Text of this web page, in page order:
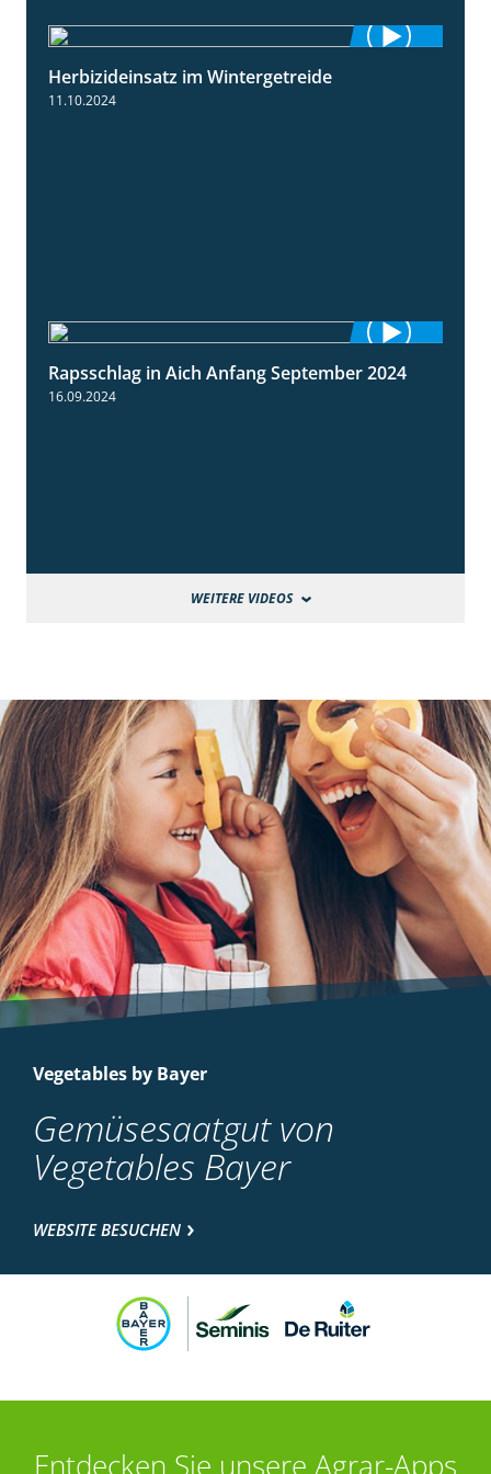
Herbizideinsatz im Wintergetreide
11.10.2024
1:50
Rapsschlag in Aich Anfang September 2024
16.09.2024
WEITERE VIDEOS
Vegetables by Bayer
Gemüsesaatgut von
Vegetables Bayer
WEBSITE BESUCHEN
Entdecken Sie unsere Agrar-Apps